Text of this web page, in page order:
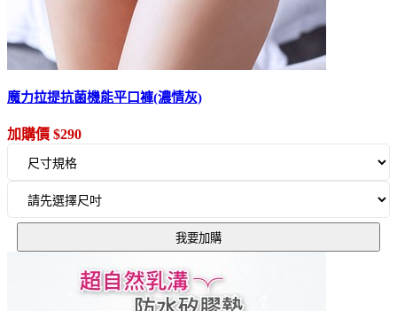
魔力拉提抗菌機能平口褲(濃情灰)
加購價 $290
我要加購